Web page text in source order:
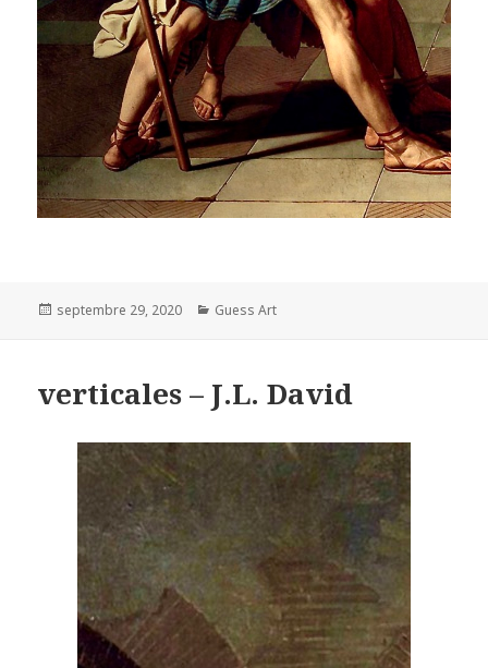
Posted
septembre 29, 2020 Categories
Guess Art
verticales – J.L. David